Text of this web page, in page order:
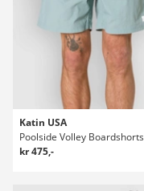
Katin USA
Poolside Volley Boardshorts
kr 475,-